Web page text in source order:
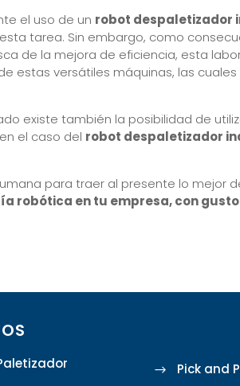
el uso de un robot despaletizador
tarea. Sin embargo, como
de la mejora de eficiencia, esta
estas versátiles máquinas, las
existe también la posibilidad de
el caso del robot despaletizador
para traer al presente lo mejor
robótica en tu empresa, con
Pick and